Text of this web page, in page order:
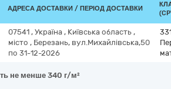
АДРЕСА ДОСТАВКИ / ПЕРІОД ДОСТАВКИ
07541 , Україна , Київська область ,
місто , Березань, вул.Михайлівська,50
по 31-12-2026
не менше 340 г/м²